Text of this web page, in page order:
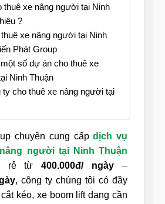
thuê xe nâng người tại Ninh
?
xe nâng người tại Ninh
Phát Group
số dự án cho thuê xe
Ninh Thuận
ty cho thuê xe nâng người tại
chuyên cung cấpdịch vụ
người tại Ninh Thuận
rẻ từ400.000đ/ ngày –
, công ty chúng tôi có đầy
kéo, xe boom lift dạng cần